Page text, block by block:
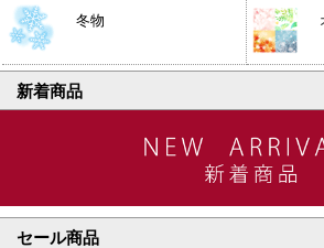
冬物
新着商品
セール商品